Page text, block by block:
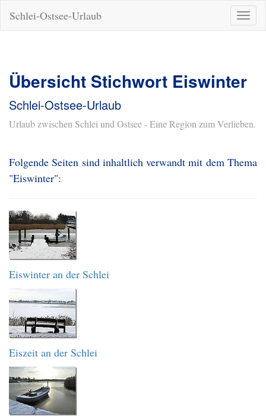
ein-/
Schlei-Ostsee-Urlaub
Übersicht Stichwort Eiswinter
Schlei-Ostsee-Urlaub
Urlaub zwischen Schlei und Ostsee - Eine Region zum Verlieben.
Folgende Seiten sind inhaltlich verwandt mit dem Thema
"Eiswinter":
Eiswinter an der Schlei
Eiszeit an der Schlei